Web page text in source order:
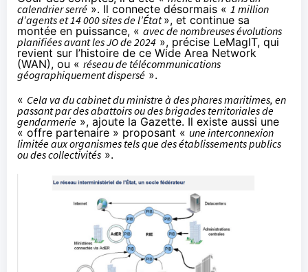
calendrier serré ». Il connecte désormais « 1 million
d’agents et 14 000 sites de l’État», et continue sa
montée en puissance, « avec de nombreuses évolutions
planifiées avant les JO de 2024 », précise LeMagIT, qui
revient sur l’histoire de ce Wide Area Network
(WAN), ou « réseau de télécommunications
géographiquement dispersé ».
« Cela va du cabinet du ministre à des phares maritimes, en
passant par des abattoirs ou des brigades territoriales de
gendarmerie », ajoute la Gazette. Il existe aussi une
« offre partenaire » proposant « une interconnexion
limitée aux organismes tels que des établissements publics
ou des collectivités ».